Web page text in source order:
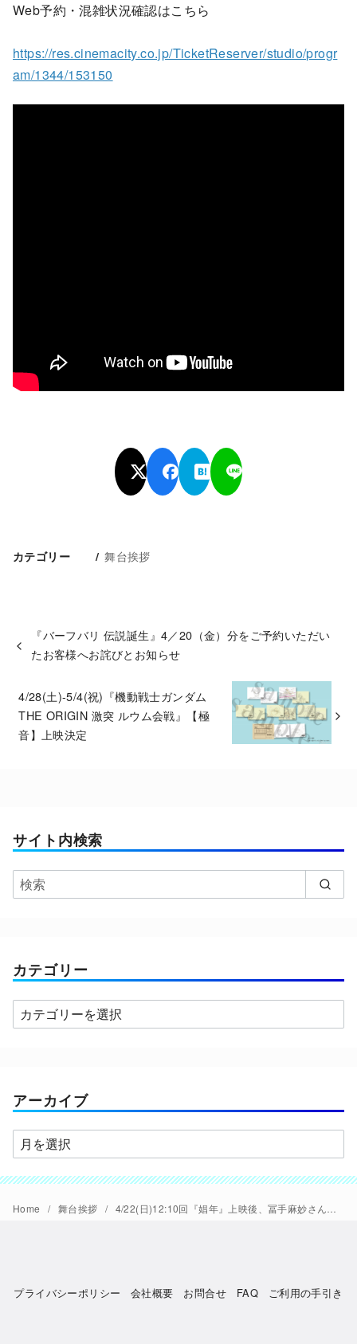
Web予約・混雑状況確認はこちら
https://res.cinemacity.co.jp/TicketReserver/studio/progr
am/1344/153150
カテゴリー 舞台挨拶
『バーフバリ 伝説誕生』4／20（金）分をご予約いただい
たお客様へお詫びとお知らせ
4/28(土)-5/4(祝)『機動戦士ガンダム
THE ORIGIN 激突 ルウム会戦』【極
音】上映決定
サイト内検索
カテゴリー
カ
テ
ー
アーカイブ
ア
ー
カ
イ
Home 舞台挨拶 4/22(日)12:10回『娼年』上映後、冨手麻妙さん舞台挨拶開催
プライバシーポリシー 会社概要 お問合せ FAQ ご利用の手引き